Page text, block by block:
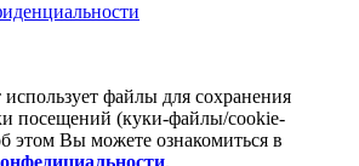
файлы для сохранения
посещений (куки‑файлы/cookie-
этом Вы можете ознакомиться в